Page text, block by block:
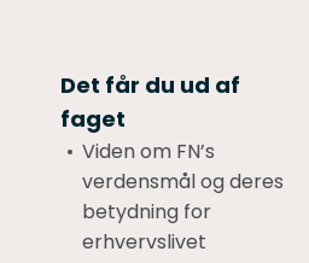
Det får du ud af
faget
Viden om FN’s
verdensmål og deres
betydning for
erhvervslivet